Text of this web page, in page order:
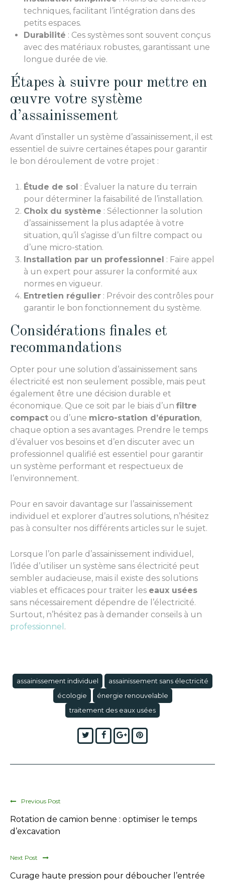
techniques, facilitant l’intégration dans des
petits espaces.
Durabilité : Ces systèmes sont souvent conçus
avec des matériaux robustes, garantissant une
longue durée de vie.
Étapes à suivre pour mettre en
œuvre votre système
d’assainissement
Avant d’installer un système d’assainissement, il est
essentiel de suivre certaines étapes pour garantir
le bon déroulement de votre projet :
Étude de sol : Évaluer la nature du terrain
pour déterminer la faisabilité de l’installation.
Choix du système : Sélectionner la solution
d’assainissement la plus adaptée à votre
situation, qu’il s’agisse d’un filtre compact ou
d’une micro-station.
Installation par un professionnel : Faire appel
à un expert pour assurer la conformité aux
normes en vigueur.
Entretien régulier : Prévoir des contrôles pour
garantir le bon fonctionnement du système.
Considérations finales et
recommandations
Opter pour une solution d’assainissement sans
électricité est non seulement possible, mais peut
également être une décision durable et
économique. Que ce soit par le biais d’un filtre
compact ou d’une micro-station d’épuration,
chaque option a ses avantages. Prendre le temps
d’évaluer vos besoins et d’en discuter avec un
professionnel qualifié est essentiel pour garantir
un système performant et respectueux de
l’environnement.
Pour en savoir davantage sur l’assainissement
individuel et explorer d’autres solutions, n’hésitez
pas à consulter nos différents articles sur le sujet.
Lorsque l’on parle d’assainissement individuel,
l’idée d’utiliser un système sans électricité peut
sembler audacieuse, mais il existe des solutions
viables et efficaces pour traiter les eaux usées
sans nécessairement dépendre de l’électricité.
Surtout, n’hésitez pas à demander conseils à un
professionnel .
assainissement individuel
assainissement sans électricité
écologie
énergie renouvelable
traitement des eaux usées
TwitterFacebook
Google+Pinterest
Previous Post
Rotation de camion benne : optimiser le temps
d’excavation
Next Post
Curage haute pression pour déboucher l’entrée